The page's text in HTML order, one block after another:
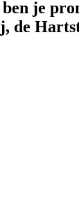
ben je
de